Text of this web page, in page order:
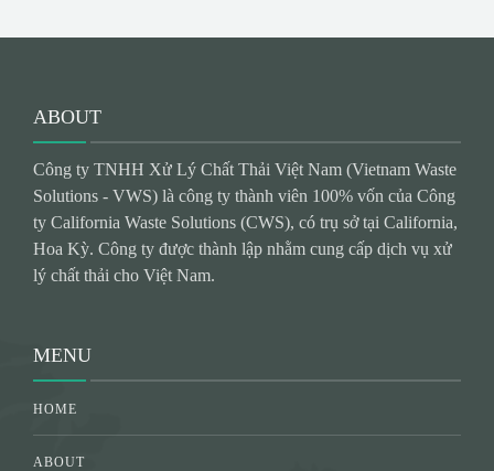
ABOUT
Công ty TNHH Xử Lý Chất Thải Việt Nam (Vietnam Waste
Solutions - VWS) là công ty thành viên 100% vốn của Công
ty California Waste Solutions (CWS), có trụ sở tại California,
Hoa Kỳ. Công ty được thành lập nhằm cung cấp dịch vụ xử
lý chất thải cho Việt Nam.
MENU
HOME
ABOUT